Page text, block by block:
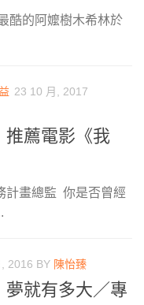
酷的阿嬤樹木希林於
23 10 月, 2017
推薦電影《我
畫總監 你是否曾經
2016 BY 陳怡臻
夢就有多大／專